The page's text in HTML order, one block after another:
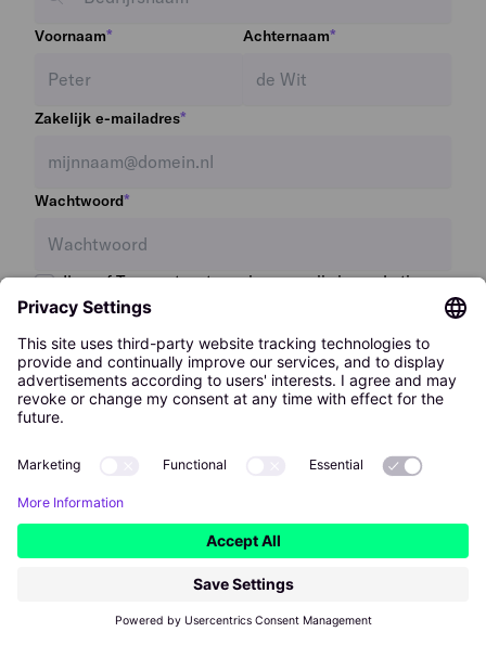
Voornaam* Achternaam*
Zakelijk e-mailadres*
Wachtwoord*
Ik geef Temper toestemming om mij via marketing e-
mails op de hoogte te houden van relevante updates
uitschrijven.
Mijn bedrijf aanmelden